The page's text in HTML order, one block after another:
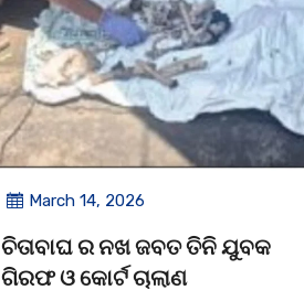
March 8, 2026
ସଶକ୍ତ ଓଡିଶା ପକ୍ଷରୁ ବିଶ୍ୱ ମହିଳା
ଦିବସ ଅନୁଷ୍ଠିତ